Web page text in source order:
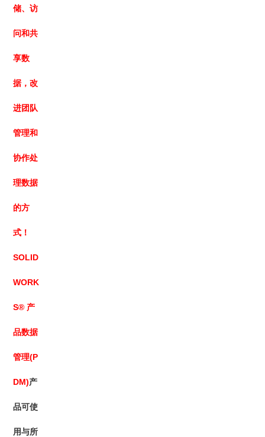
储、访
问和共
享数
据，改
进团队
管理和
协作处
理数据
的方
式！
SOLID
WORK
S® 产
品数据
管理(P
DM)产
品可使
用与所